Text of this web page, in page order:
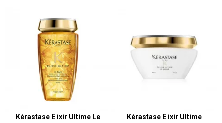
Kérastase Elixir Ultime Le
Kérastase Elixir Ultime